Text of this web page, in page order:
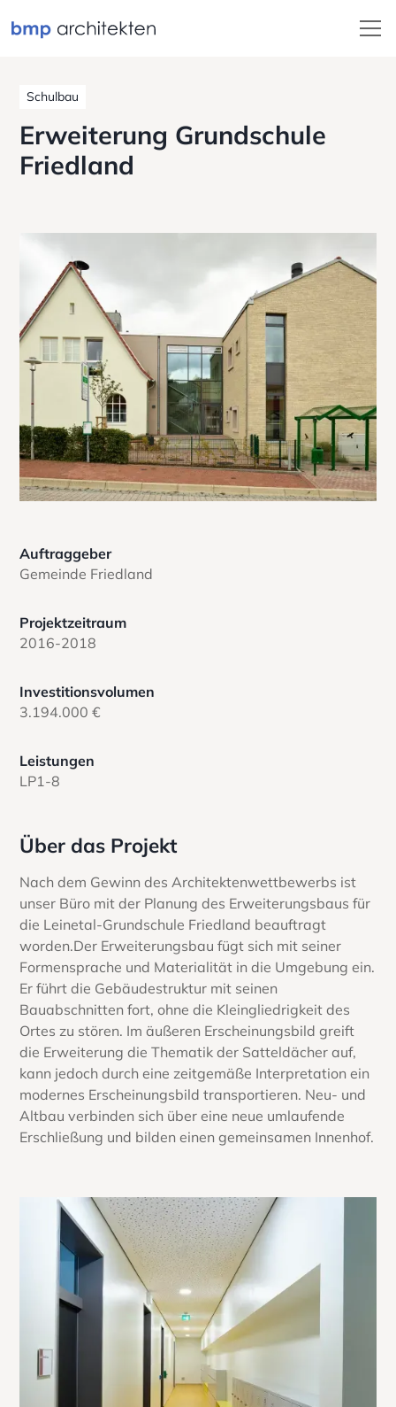
Schulbau
Erweiterung Grundschule
Friedland
Auftraggeber
Gemeinde Friedland
Projektzeitraum
2016-2018
Investitionsvolumen
3.194.000 €
Leistungen
LP1-8
Über das Projekt
Nach dem Gewinn des Architektenwettbewerbs ist
unser Büro mit der Planung des Erweiterungsbaus für
die Leinetal-Grundschule Friedland beauftragt
worden.Der Erweiterungsbau fügt sich mit seiner
Formensprache und Materialität in die Umgebung ein.
Er führt die Gebäudestruktur mit seinen
Bauabschnitten fort, ohne die Kleingliedrigkeit des
Ortes zu stören. Im äußeren Erscheinungsbild greift
die Erweiterung die Thematik der Satteldächer auf,
kann jedoch durch eine zeitgemäße Interpretation ein
modernes Erscheinungsbild transportieren. Neu- und
Altbau verbinden sich über eine neue umlaufende
Erschließung und bilden einen gemeinsamen Innenhof.